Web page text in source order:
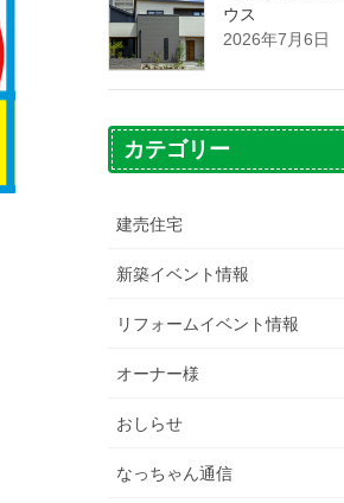
ウス
2026年7月6日
カテゴリー
建売住宅
新築イベント情報
リフォームイベント情報
オーナー様
おしらせ
なっちゃん通信